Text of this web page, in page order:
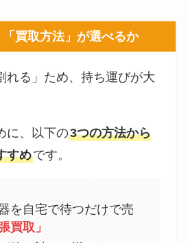
買取方法」が選べるか
れる」ため、持ち運びが大
に、以下の3つの方法から
すめです。
を自宅で待つだけで売
買取」